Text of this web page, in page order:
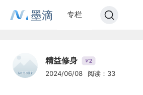
墨滴 专栏
精益修身 V2
2024/06/08 阅读：33